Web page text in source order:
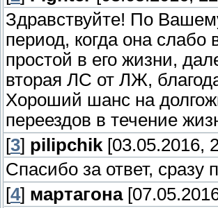
Здравствуйте! По
период, когда она
простой в его жизни,
вторая ЛС от ЛЖ,
Хороший шанс на
переездов в течение
[3] pilipchik [03.05.2016,
Спасибо за ответ, сразу
[4] мартагона